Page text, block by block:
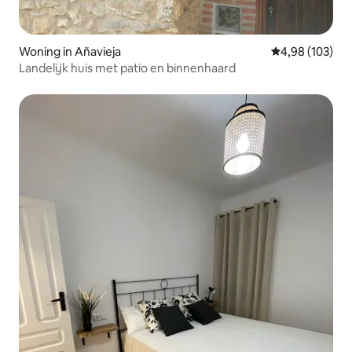
Woning in Añavieja Gemiddelde
4,98 (103)
Landelijk huis met patio en binnenhaard